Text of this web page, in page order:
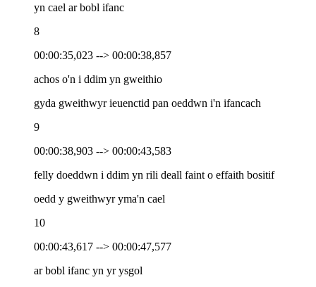
yn cael ar bobl ifanc
8
00:00:35,023 --> 00:00:38,857
achos o'n i ddim yn gweithio
gyda gweithwyr ieuenctid pan oeddwn i'n ifancach
9
00:00:38,903 --> 00:00:43,583
felly doeddwn i ddim yn rili deall faint o effaith bositif
oedd y gweithwyr yma'n cael
10
00:00:43,617 --> 00:00:47,577
ar bobl ifanc yn yr ysgol